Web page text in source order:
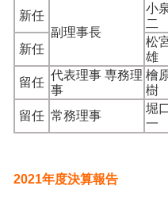
新任
副理事長
小
二
新任
松
雄
留任
代表理事 専務理
事
檜
樹
留任 常務理事
堀
一
2021年度決算報告